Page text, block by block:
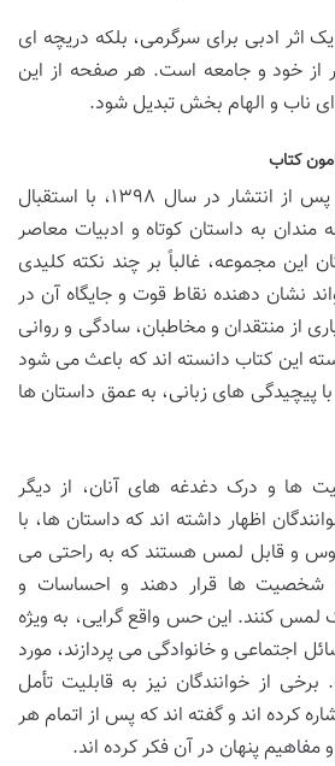
یک اثر ادبی برای سرگرمی، بلکه دریچه ای
خود و جامعه است. هر صفحه از این
ای ناب و الهام بخش تبدیل شود.
کتاب
کتاب «کارد فیروزه ای»، پس از انتشار در سال ۱۳۹۸، با استقبال
مندان به داستان کوتاه و ادبیات معاصر
این مجموعه، غالباً بر چند نکته کلیدی
نشان دهنده نقاط قوت و جایگاه آن در
از منتقدان و مخاطبان، سادگی و روانی
این کتاب دانسته اند که باعث می شود
پیچیدگی های زبانی، به عمق داستان ها
ها و درک دغدغه های آنان، از دیگر
اظهار داشته اند که داستان ها، با
و قابل لمس هستند که به راحتی می
شخصیت ها قرار دهند و احساسات و
لمس کنند. این حس واقع گرایی، به ویژه
اجتماعی و خانوادگی می پردازند، مورد
از خوانندگان نیز به قابلیت تأمل
کرده اند و گفته اند که پس از اتمام هر
پنهان در آن فکر کرده اند.